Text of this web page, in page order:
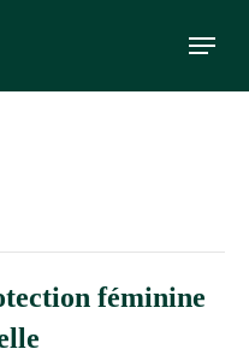
Menu
féminine